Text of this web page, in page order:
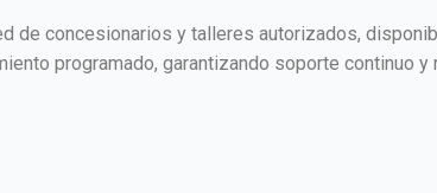
de concesionarios y talleres autorizados,
programado, garantizando soporte continuo